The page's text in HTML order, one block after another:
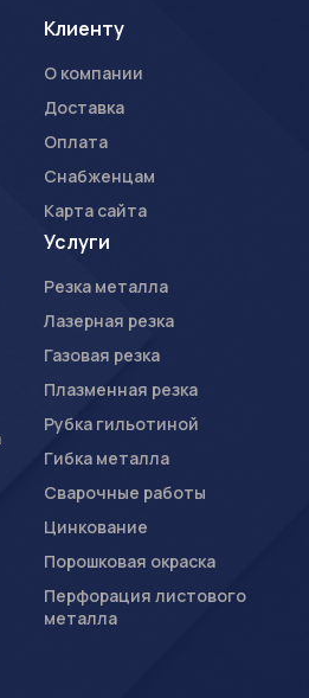
Клиенту
О компании
Доставка
Оплата
Снабженцам
Карта сайта
Услуги
Резка металла
Лазерная резка
Газовая резка
Плазменная резка
Рубка гильотиной
Гибка металла
Сварочные работы
Цинкование
Порошковая окраска
Перфорация листового
металла